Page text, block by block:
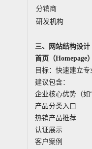
分销商
研发机构
三、网站结构设计
首页（Homepage）
目标：快速建立专
建议包含：
企业核心优势（如
产品分类入口
热销产品推荐
认证展示
客户案例